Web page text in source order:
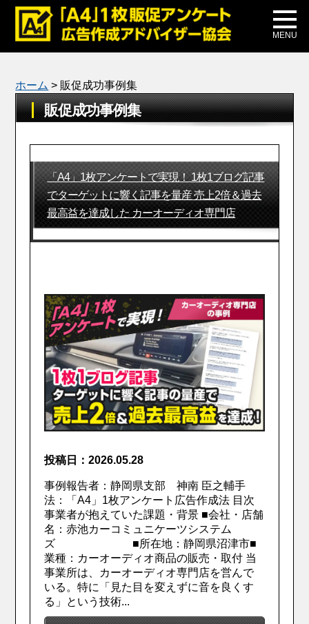
MENU
メディア掲載
公式ブログ
ホーム > 販促成功事例集
販促成功事例集
「A4」1枚アンケートで実現！ 1枚1ブログ記事
でターゲットに響く記事を量産 売上2倍＆過去
最高益を達成した カーオーディオ専門店
投稿日：2026.05.28
事例報告者：静岡県支部 神南 臣之輔手
法：「A4」1枚アンケート広告作成法 目次
事業者が抱えていた課題・背景 ■会社・店舗
名：赤池カーコミュニケーツシステム
ズ ■所在地：静岡県沼津市■
業種：カーオーディオ商品の販売・取付 当
事業所は、カーオーディオ専門店を営んで
いる。特に「見た目を変えずに音を良くす
る」という技術...